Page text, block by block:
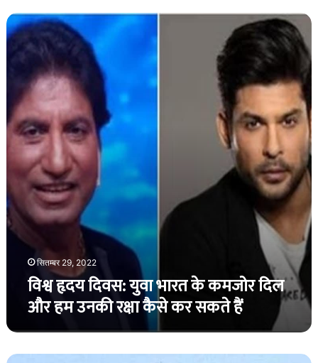
विश्व
हृदय
कमजोर
दिल
और
उनकी
रक्षा
कैसे
कर
सकते
सितम्बर 29, 2022
विश्व हृदय दिवस: युवा भारत के कमजोर दिल
और हम उनकी रक्षा कैसे कर सकते हैं
गर्भपात